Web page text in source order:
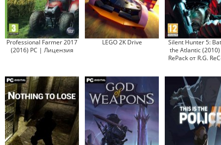
Professional Farmer 2017
(2016) PC | Лицензия
LEGO 2K Drive
Silent Hunter 5:
the Atlantic
RePack от R.G.